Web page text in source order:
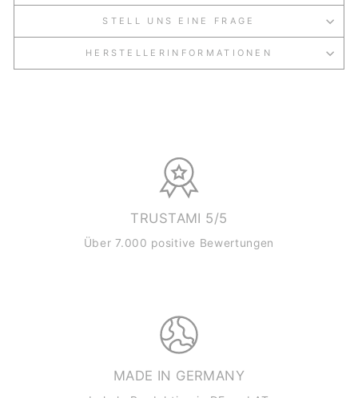
STELL UNS EINE FRAGE
HERSTELLERINFORMATIONEN
TRUSTAMI 5/5
Über 7.000 positive Bewertungen
MADE IN GERMANY